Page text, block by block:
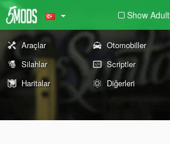
Show Adult
Araçlar Otomobiller
Silahlar
Scriptler
Haritalar
Diğerleri